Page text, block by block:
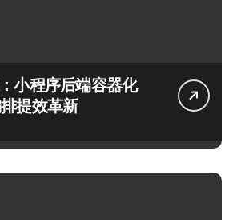
小程序后端容器化
提效革新